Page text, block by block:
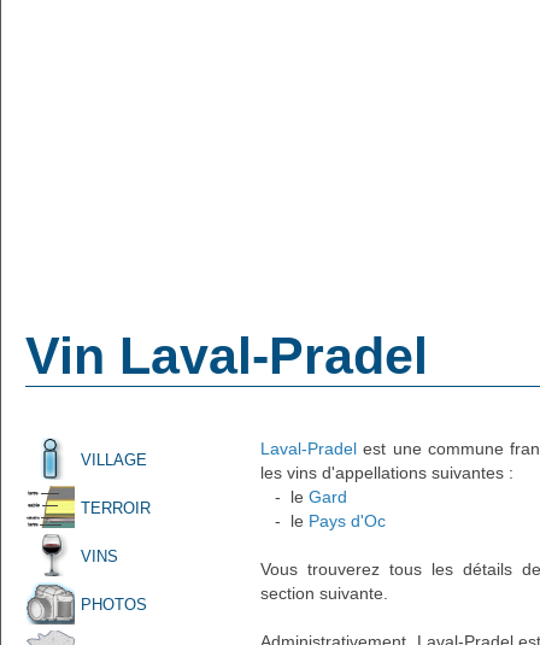
Vin Laval-Pradel
VILLAGE
TERROIR
VINS
PHOTOS
Laval-Pradel est une commune
les vins d'appellations suivantes :
- le Gard
- le Pays d'Oc
Vous trouverez tous les détails
section suivante.